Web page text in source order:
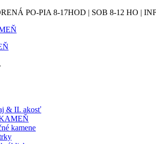
PO-PIA 8-17HOD | SOB 8-12 HO |
& II. akosť
kamene